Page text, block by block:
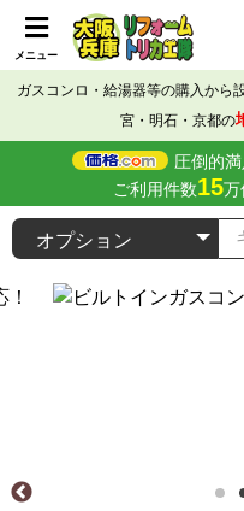
メニュー
ガスコンロ・給湯器等の購入から
宮・明石・京都の
圧倒的
ご利用件数15万